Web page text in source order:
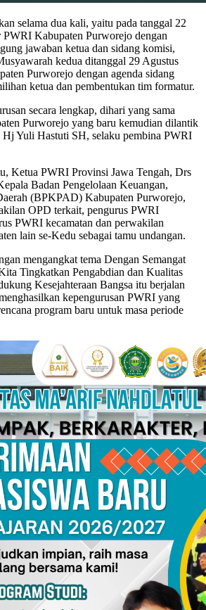
selama dua kali, yaitu pada tanggal 22
Kabupaten Purworejo dengan
jawaban ketua dan sidang komisi,
kedua ditanggal 29 Agustus
Purworejo dengan agenda sidang
ketua dan pembentukan tim formatur.
secara lengkap, dihari yang sama
Purworejo yang baru kemudian dilantik
Yuli Hastuti SH, selaku pembina PWRI
Ketua PWRI Provinsi Jawa Tengah, Drs
Badan Pengelolaan Keuangan,
(BPKPAD) Kabupaten Purworejo,
OPD terkait, pengurus PWRI
PWRI kecamatan dan perwakilan
lain se-Kedu sebagai tamu undangan.
mengangkat tema Dengan Semangat
Tingkatkan Pengabdian dan Kualitas
Kesejahteraan Bangsa itu berjalan
kepengurusan PWRI yang
program baru untuk masa periode